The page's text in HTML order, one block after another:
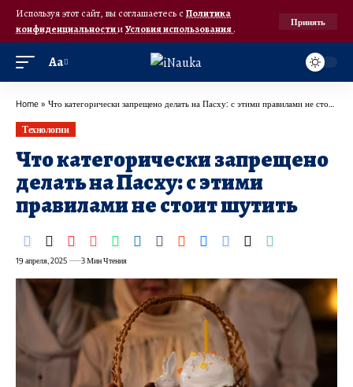
Используя этот сайт, вы соглашаетесь с Политика
конфиденциальностииУсловия использования.
Принять
Аа
Home » Что категорически запрещено делать на Пасху: с этими правилами не стоит шутить
Технологии
Что категорически запрещено
делать на Пасху: с этими
правилами не стоит шутить
19 апреля, 2025 3 Мин Чтения